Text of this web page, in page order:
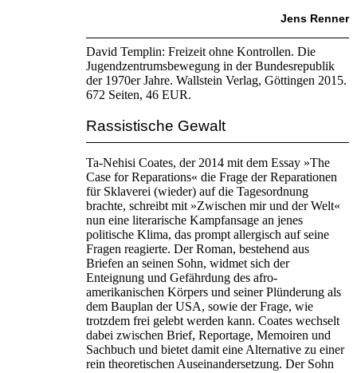
Jens Renner
David Templin: Freizeit ohne Kontrollen. Die
Jugendzentrumsbewegung in der Bundesrepublik
der 1970er Jahre. Wallstein Verlag, Göttingen 2015.
672 Seiten, 46 EUR.
Rassistische Gewalt
Ta-Nehisi Coates, der 2014 mit dem Essay »The
Case for Reparations« die Frage der Reparationen
für Sklaverei (wieder) auf die Tagesordnung
brachte, schreibt mit »Zwischen mir und der Welt«
nun eine literarische Kampfansage an jenes
politische Klima, das prompt allergisch auf seine
Fragen reagierte. Der Roman, bestehend aus
Briefen an seinen Sohn, widmet sich der
Enteignung und Gefährdung des afro-
amerikanischen Körpers und seiner Plünderung als
dem Bauplan der USA, sowie der Frage, wie
trotzdem frei gelebt werden kann. Coates wechselt
dabei zwischen Brief, Reportage, Memoiren und
Sachbuch und bietet damit eine Alternative zu einer
rein theoretischen Auseinandersetzung. Der Sohn